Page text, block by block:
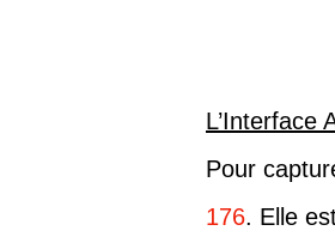
L’Interface
Pour
176. Elle